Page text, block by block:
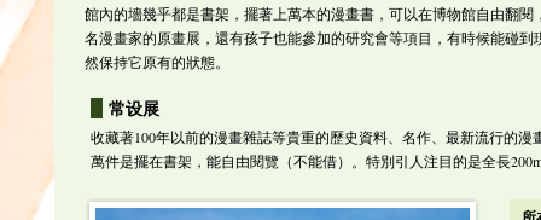
館內的墻幾乎都是書架，擺著上萬本的漫畫書，可以在博物館自由翻
名漫畫家的原畫展，還有孩子也能參加的研究會等項目，有時候能碰
然保持它原有的狀態。
常设展
收藏著100年以前的漫畫雜誌等貴重的歷史資料、名作、最新流行的
萬件是擺在書架，能自由閱覽（不能借）。特別引人注目的是全長